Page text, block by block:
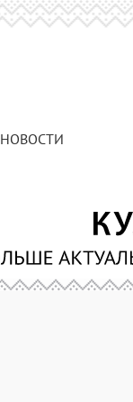
НОВОСТИ